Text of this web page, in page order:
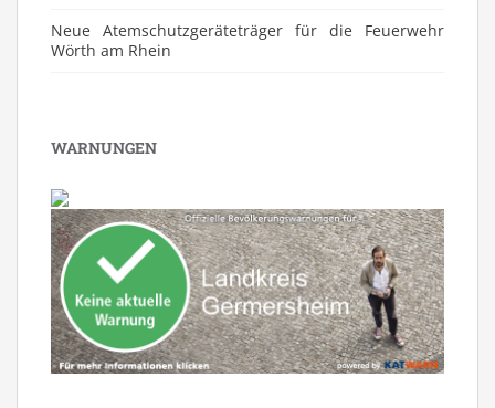
Neue Atemschutzgeräteträger für die Feuerwehr
Wörth am Rhein
WARNUNGEN